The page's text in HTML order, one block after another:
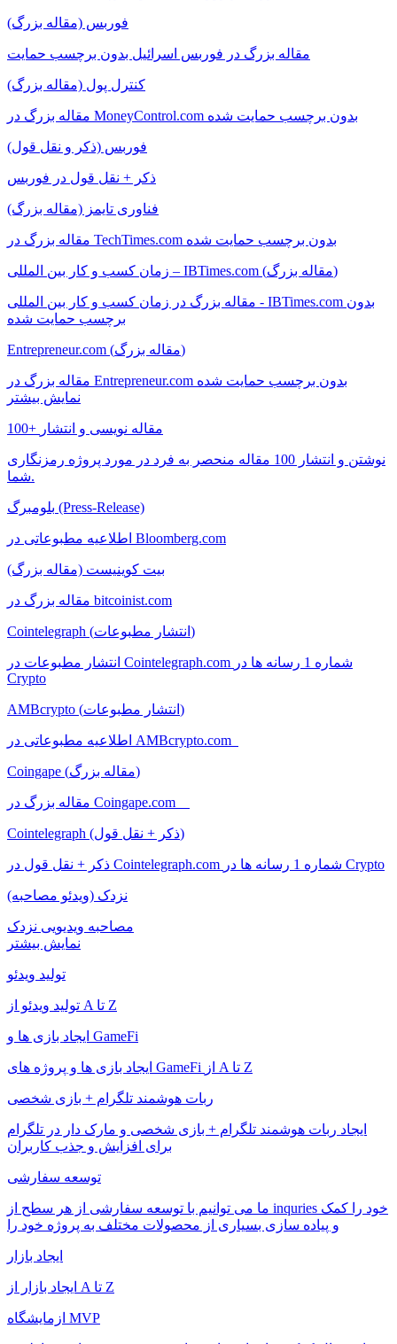
فوربس (مقاله بزرگ)
مقاله بزرگ در فوربس اسرائیل بدون برچسب حمایت
کنترل پول (مقاله بزرگ)
مقاله بزرگ در MoneyControl.com بدون برچسب حمایت شده
فوربس (ذکر و نقل قول)
ذکر + نقل قول در فوربس
فناوری تایمز (مقاله بزرگ)
مقاله بزرگ در TechTimes.com بدون برچسب حمایت شده
زمان کسب و کار بین المللی – IBTimes.com (مقاله بزرگ)
مقاله بزرگ در زمان کسب و کار بین المللی - IBTimes.com بدون
برچسب حمایت شده
Entrepreneur.com (مقاله بزرگ)
مقاله بزرگ در Entrepreneur.com بدون برچسب حمایت شده
نمایش بیشتر
100+ مقاله نویسی و انتشار
نوشتن و انتشار 100 مقاله منحصر به فرد در مورد پروژه رمزنگاری
شما.
بلومبرگ (Press-Release)
اطلاعیه مطبوعاتی در Bloomberg.com
بیت کوینیست (مقاله بزرگ)
مقاله بزرگ در bitcoinist.com
Cointelegraph (انتشار مطبوعات)
انتشار مطبوعات در Cointelegraph.com شماره 1 رسانه ها در
Crypto
AMBcrypto (انتشار مطبوعات)
اطلاعیه مطبوعاتی در AMBcrypto.com
Coingape (مقاله بزرگ)
مقاله بزرگ در Coingape.com
Cointelegraph (ذکر + نقل قول)
ذکر + نقل قول در Cointelegraph.com شماره 1 رسانه ها در Crypto
نزدک (ویدئو مصاحبه)
مصاحبه ویدیویی نزدک
نمایش بیشتر
تولید ویدئو
تولید ویدئو از A تا Z
ایجاد بازی ها و GameFi
ایجاد بازی ها و پروژه های GameFi از A تا Z
ربات هوشمند تلگرام + بازی شخصی
ایجاد ربات هوشمند تلگرام + بازی شخصی و مارک دار در تلگرام
برای افزایش و جذب کاربران
توسعه سفارشی
ما می توانیم با توسعه سفارشی از هر سطح از inquries خود را کمک
و پیاده سازی بسیاری از محصولات مختلف به پروژه خود را
ایجاد بازار
ایجاد بازار از A تا Z
ازمایشگاه MVP